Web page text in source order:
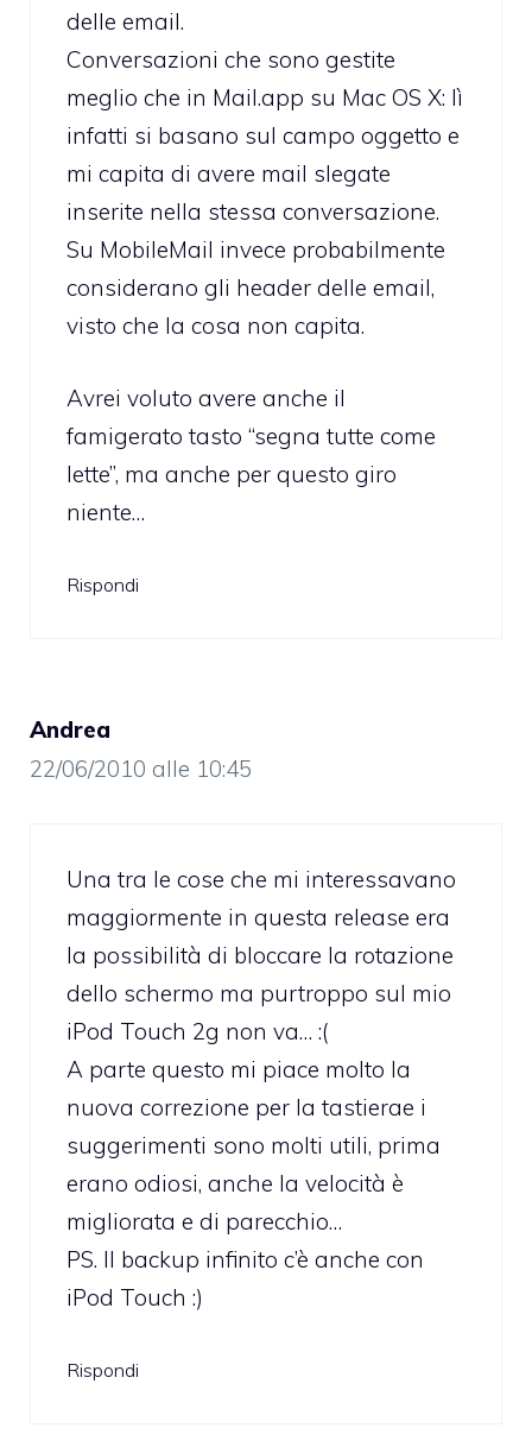
delle email.
Conversazioni che sono gestite
meglio che in Mail.app su Mac OS X: lì
infatti si basano sul campo oggetto e
mi capita di avere mail slegate
inserite nella stessa conversazione.
Su MobileMail invece probabilmente
considerano gli header delle email,
visto che la cosa non capita.
Avrei voluto avere anche il
famigerato tasto “segna tutte come
lette”, ma anche per questo giro
niente…
Rispondi
Andrea
22/06/2010 alle 10:45
Una tra le cose che mi interessavano
maggiormente in questa release era
la possibilità di bloccare la rotazione
dello schermo ma purtroppo sul mio
iPod Touch 2g non va… :(
A parte questo mi piace molto la
nuova correzione per la tastierae i
suggerimenti sono molti utili, prima
erano odiosi, anche la velocità è
migliorata e di parecchio…
PS. Il backup infinito c’è anche con
iPod Touch :)
Rispondi